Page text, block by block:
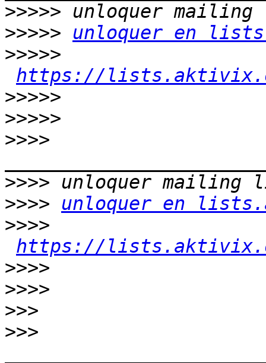
>>>>>
>>>>>
unloquer en
>>>>>
https://
>>>>>
>>>>>
>>>>
>>>>
>>>>
unloquer en
>>>>
https://
>>>>
>>>>
>>>
>>>